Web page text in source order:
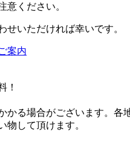
意ください。
せいただければ幸いです。
！
かる場合がございます。
物して頂けます。